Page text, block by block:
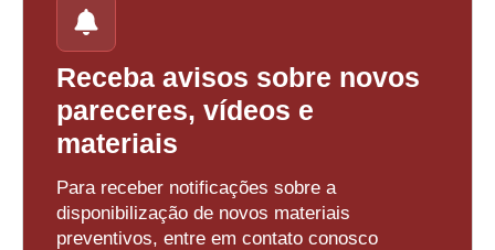
Receba avisos sobre novos
pareceres, vídeos e
materiais
Para receber notificações sobre a
disponibilização de novos materiais
preventivos, entre em contato conosco